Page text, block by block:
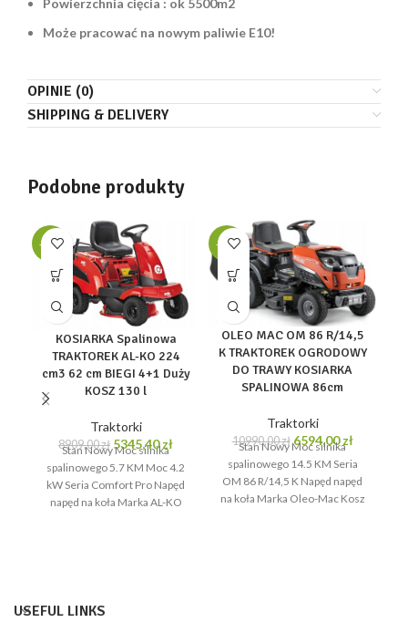
Może pracować na nowym paliwie E10!
OPINIE (0)
SHIPPING & DELIVERY
Podobne produkty
-40%
KOSIARKA Spalinowa
TRAKTOREK AL-KO 224
cm3 62 cm BIEGI 4+1 Duży
KOSZ 130 l
Traktorki
8909,00zł Pierwotna
8909,00 zł.
5345,40złAktualna
wynosi:
5345,40 zł.
Stan Nowy Moc silnika
spalinowego 5.7 KM Moc 4.2
kW Seria Comfort Pro Napęd
napęd na koła Marka AL-KO
-40%
OLEO MAC OM 86 R/14,5
K TRAKTOREK OGRODOWY
DO TRAWY KOSIARKA
SPALINOWA 86cm
Traktorki
10990,00zł Pierwotna
wynosiła:
10990,00 zł.
6594,00złAktualna
cena
wynosi:
6594,00
Stan Nowy Moc silnika
spalinowego 14.5 KM Seria
OM 86 R/14,5 K Napęd napęd
na koła Marka Oleo-Mac Kosz
USEFUL LINKS